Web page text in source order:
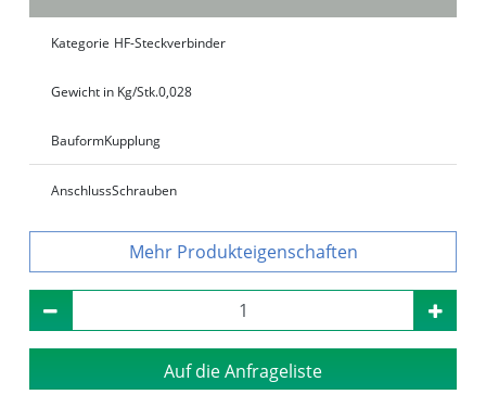
Kategorie HF-Steckverbinder
Gewicht in Kg/Stk.0,028
BauformKupplung
AnschlussSchrauben
Produkteigenschaften
Auf die Anfrageliste